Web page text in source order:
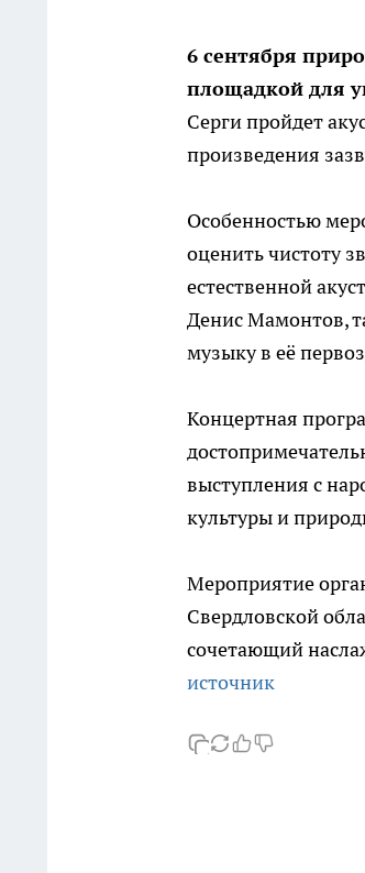
6 сентября
площадкой для
Серги пройдет
произведения
Особенностью
оценить чистоту
естественной
Денис Мамонтов,
музыку в её
Концертная
выступления с
культуры и
Мероприятие
Свердловской
сочетающий
источник